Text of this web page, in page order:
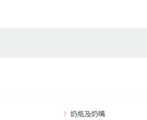
奶瓶及奶嘴